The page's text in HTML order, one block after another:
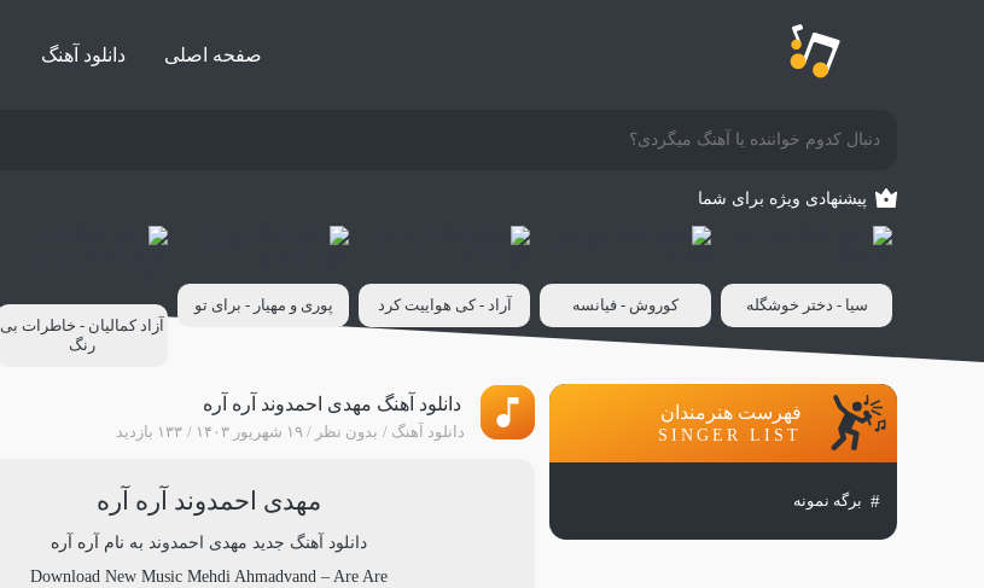
صفحه اصلی دانلود آهنگ
پیشنهادی ویژه برای شما
سیا - دختر خوشگله کوروش - فیانسه آراد - کی هواییت کرد
پوری و مهیار - برای تو
آزاد کمالیان - خاطرات بی
رنگ
دانلود آهنگ مهدی احمدوند آره آره
دانلود آهنگ بدون نظر ۱۹ شهریور ۱۴۰۳ ۱۳۳ بازدید
مهدی احمدوند آره آره
دانلود آهنگ جدید مهدی احمدوند به نام
آره آره
Download New Music Mehdi Ahmadvand – Are Are
فهرست هنرمندان
SINGER LIST
برگه نمونه